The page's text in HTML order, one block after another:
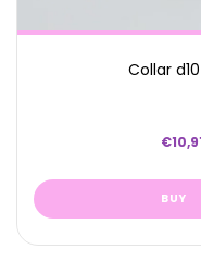
Collar